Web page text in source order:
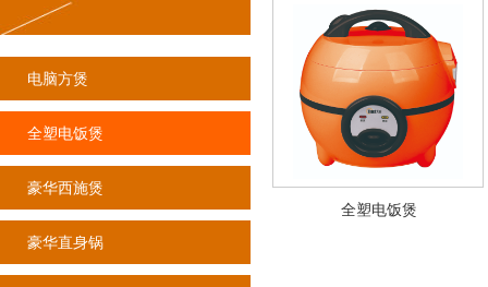
电脑方煲
全塑电饭煲
豪华西施煲
豪华直身锅
全塑电饭煲